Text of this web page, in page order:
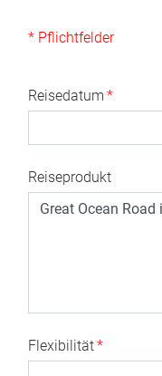
* Pflichtfelder
Reisedatum *
Reiseprodukt
Flexibilität*